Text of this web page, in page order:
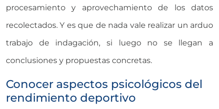
procesamiento y aprovechamiento de los datos
recolectados. Y es que de nada vale realizar un arduo
trabajo de indagación, si luego no se llegan a
conclusiones y propuestas concretas.
Conocer aspectos psicológicos del
rendimiento deportivo